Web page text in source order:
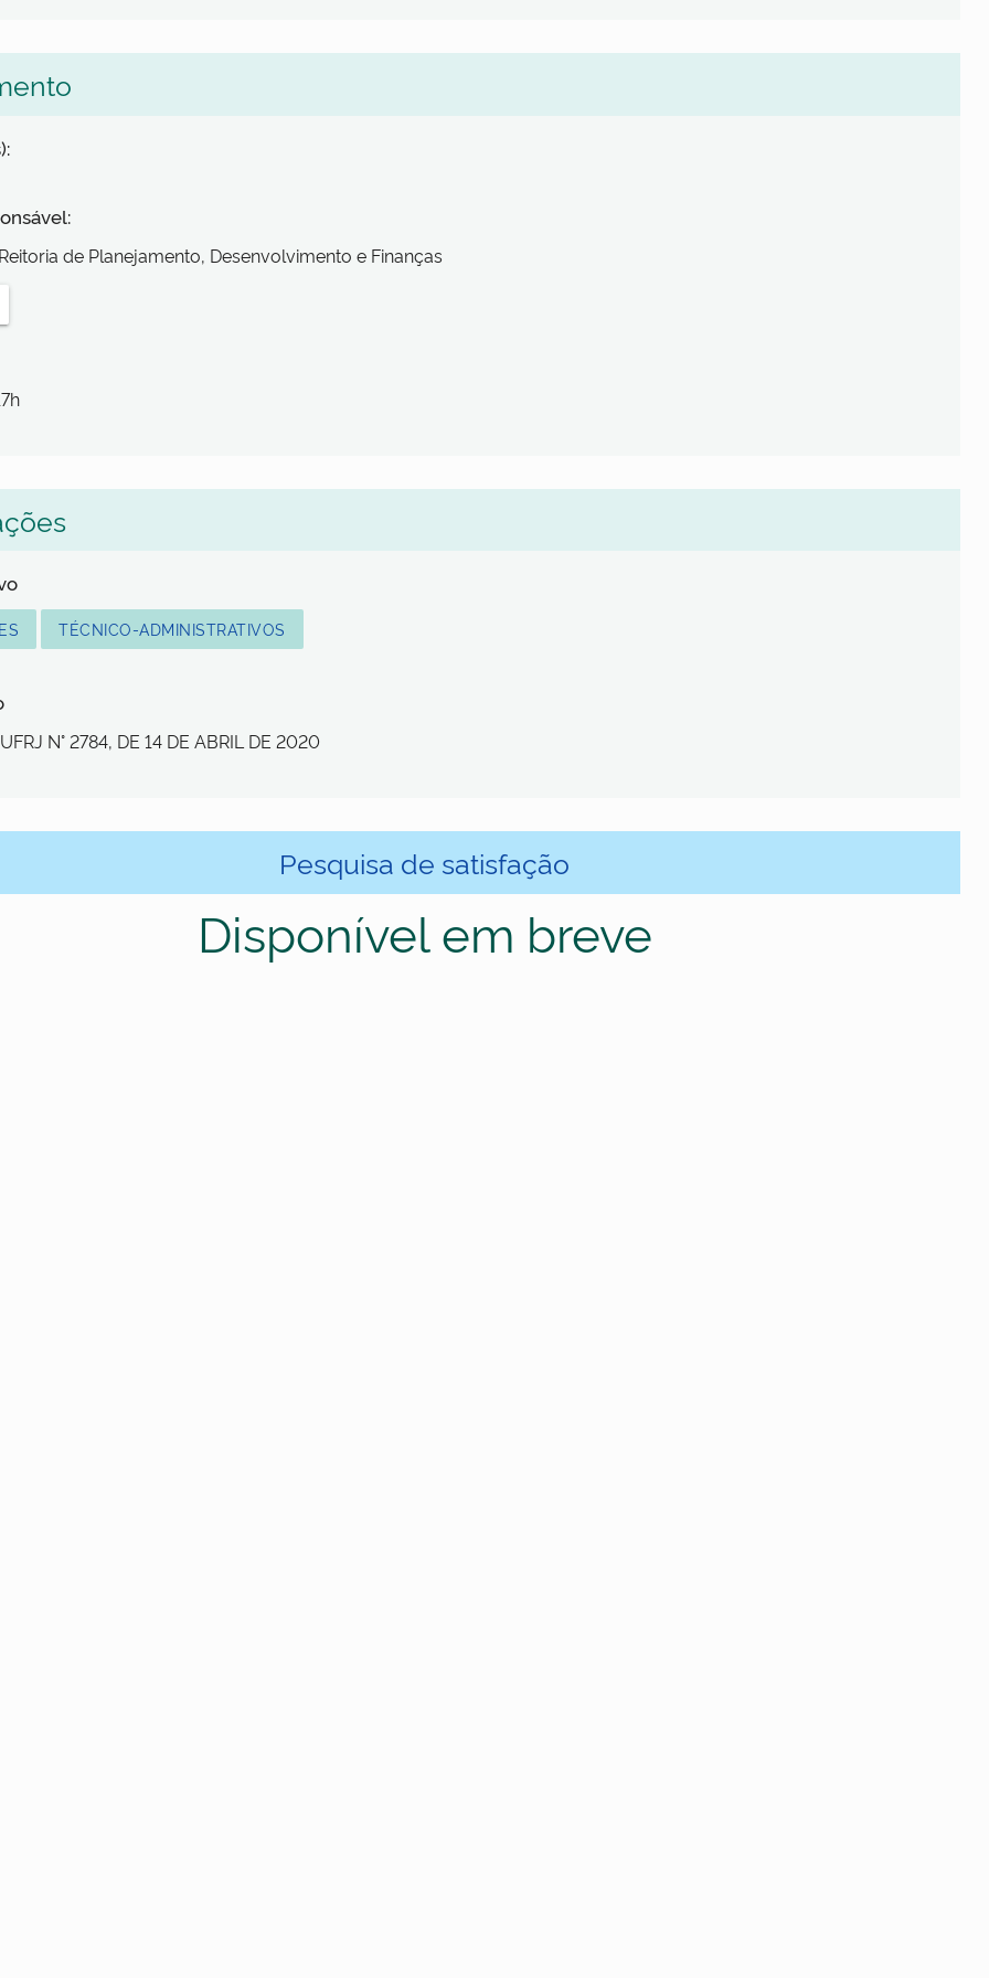
de Planejamento, Desenvolvimento e Finanças
TÉCNICO-ADMINISTRATIVOS
N° 2784, DE 14 DE ABRIL DE 2020
Pesquisa de satisfação
Disponível em breve